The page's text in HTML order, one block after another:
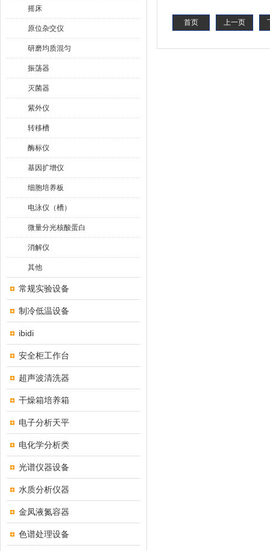
摇床
原位杂交仪
研磨均质混匀
振荡器
灭菌器
紫外仪
转移槽
酶标仪
基因扩增仪
细胞培养板
电泳仪（槽）
微量分光核酸蛋白
消解仪
其他
常规实验设备
制冷低温设备
ibidi
安全柜工作台
超声波清洗器
干燥箱培养箱
电子分析天平
电化学分析类
光谱仪器设备
水质分析仪器
金凤液氮容器
色谱处理设备
首页 上一页